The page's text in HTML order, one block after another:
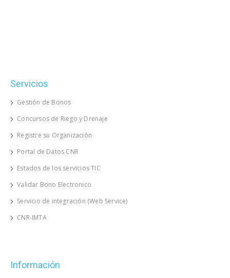
Servicios
Gestión de Bonos
Concursos de Riego y Drenaje
Registre su Organización
Portal de Datos CNR
Estados de los servicios TIC
Validar Bono Electronico
Servicio de integración (Web Service)
CNR-IMTA
Información